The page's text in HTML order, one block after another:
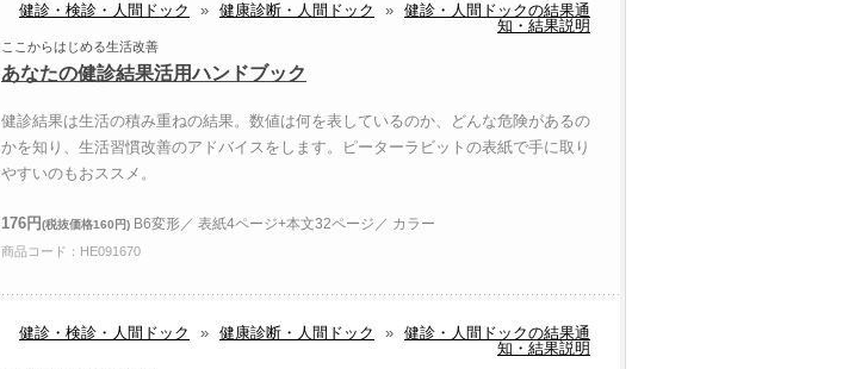
健診・検診・人間ドック » 健康診断・人間ドック » 健診・人間ドックの結果通
知・結果説明
ここからはじめる生活改善
あなたの健診結果活用ハンドブック
健診結果は生活の積み重ねの結果。数値は何を表しているのか、どんな危険があるの
かを知り、生活習慣改善のアドバイスをします。ピーターラビットの表紙で手に取り
やすいのもおススメ。
176円(税抜価格160円) B6変形／ 表紙4ページ+本文32ページ／ カラー
商品コード：HE091670
健診・検診・人間ドック » 健康診断・人間ドック » 健診・人間ドックの結果通
知・結果説明